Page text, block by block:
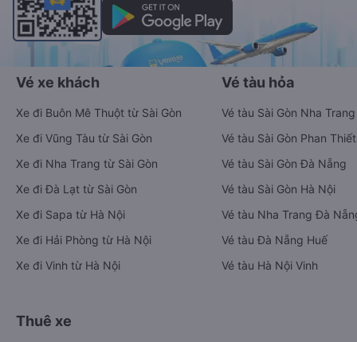
Vé xe khách
Xe đi Buôn Mê Thuột từ Sài Gòn
Xe đi Vũng Tàu từ Sài Gòn
Xe đi Nha Trang từ Sài Gòn
Xe đi Đà Lạt từ Sài Gòn
Xe đi Sapa từ Hà Nội
Xe đi Hải Phòng từ Hà Nội
Xe đi Vinh từ Hà Nội
Vé tàu hỏa
Vé tàu Sài Gòn Nha Trang
Vé tàu Sài Gòn Phan Thiết
Vé tàu Sài Gòn Đà Nẵng
Vé tàu Sài Gòn Hà Nội
Vé tàu Nha Trang Đà
Vé tàu Đà Nẵng Huế
Vé tàu Hà Nội Vinh
Thuê xe